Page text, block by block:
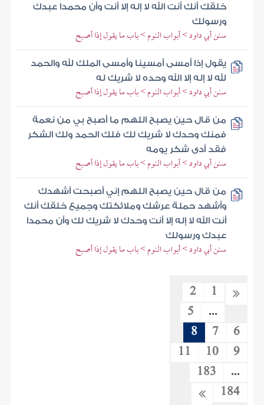
خلقك أنك أنت الله لا إله إلا أنت وأن محمدا عبدك
ورسولك
سنن أبي داود > أبواب النوم > باب ما يقول إذا أصبح
يقول إذا أمسى أمسينا وأمسى الملك لله والحمد
لله لا إله إلا الله وحده لا شريك له
سنن أبي داود > أبواب النوم > باب ما يقول إذا أصبح
من قال حين يصبح اللهم ما أصبح بي من نعمة
فمنك وحدك لا شريك لك فلك الحمد ولك الشكر
فقد أدى شكر يومه
سنن أبي داود > أبواب النوم > باب ما يقول إذا أصبح
من قال حين يصبح اللهم إني أصبحت أشهدك
وأشهد حملة عرشك وملائكتك وجميع خلقك أنك
أنت الله لا إله إلا أنت وحدك لا شريك لك وأن محمدا
عبدك ورسولك
سنن أبي داود > أبواب النوم > باب ما يقول إذا أصبح
1
2
...
5
6
7
8
9
10
11
...
183
184